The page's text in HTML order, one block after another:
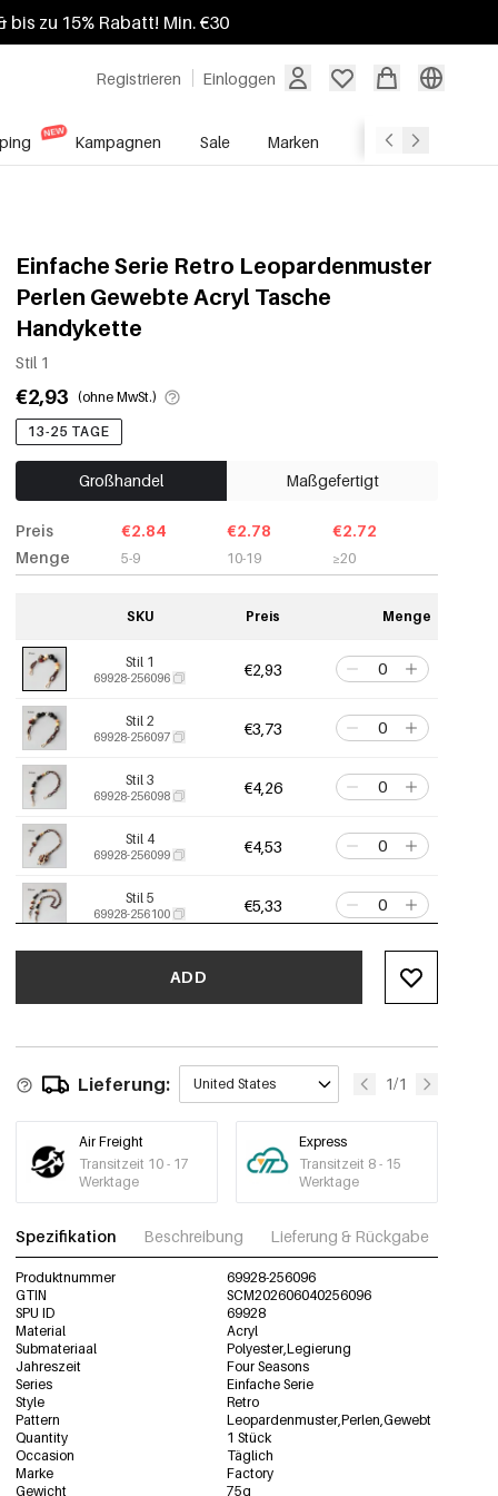
bis zu 15% Rabatt! Min. €30
Registrieren Einloggen
Kampagnen Sale Marken
Einfache Serie Retro Leopardenmuster
Perlen Gewebte Acryl Tasche
Handykette
Stil 1
€2,93 (ohne MwSt.)
13-25 TAGE
Großhandel Maßgefertigt
Preis
Menge
€2.84
5-9
€2.78
10-19
€2.72
≥20
SKU Preis Menge
Stil 1
69928-256096 €2,93
Stil 2
69928-256097 €3,73
Stil 3
69928-256098 €4,26
Stil 4
69928-256099 €4,53
Stil 5
69928-256100 €5,33
ADD
Lieferung: United States 1/1
Air Freight
Transitzeit 10 - 17
Werktage
Express
Transitzeit 8 - 15
Werktage
Spezifikation Beschreibung Lieferung & Rückgabe
Produktnummer
69928-256096
GTIN
SCM202606040256096
SPU ID
69928
Material
Acryl
Submateriaal
Polyester,Legierung
Jahreszeit
Four Seasons
Series
Einfache Serie
Style
Retro
Pattern
Leopardenmuster,Perlen,Gewebt
Quantity
1 Stück
Occasion
Täglich
Marke
Factory
Gewicht
75g